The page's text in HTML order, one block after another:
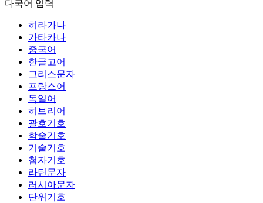
다국어 입력
히라가나
가타카나
중국어
한글고어
그리스문자
프랑스어
독일어
히브리어
괄호기호
학술기호
기술기호
첨자기호
라틴문자
러시아문자
단위기호